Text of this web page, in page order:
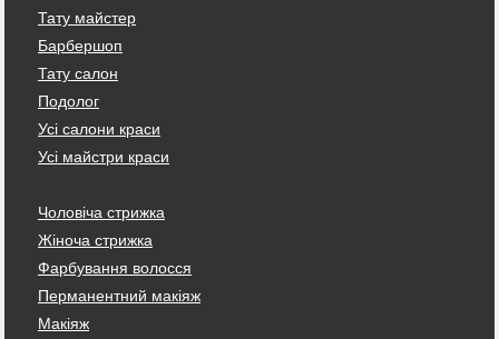
Тату майстер
Барбершоп
Тату салон
Подолог
Усі салони краси
Усі майстри краси
Чоловіча стрижка
Жіноча стрижка
Фарбування волосся
Перманентний макіяж
Макіяж